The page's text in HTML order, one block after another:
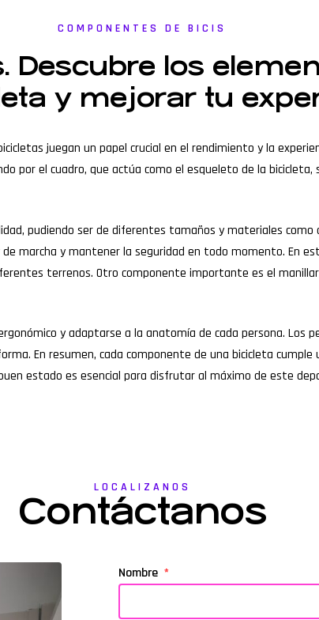
COMPONENTES DE BICIS
Descubre los
y mejorar tu
juegan un papel crucial en el rendimiento y la
por el cuadro, que actúa como el esqueleto de la
pudiendo ser de diferentes tamaños y materiales
marcha y mantener la seguridad en todo momento. En
terrenos. Otro componente importante es el
y adaptarse a la anatomía de cada persona.
En resumen, cada componente de una bicicleta
estado es esencial para disfrutar al máximo de este
LOCALIZANOS
Contáctanos
Nombre